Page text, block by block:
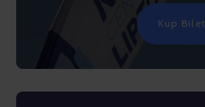
Kup Bilet